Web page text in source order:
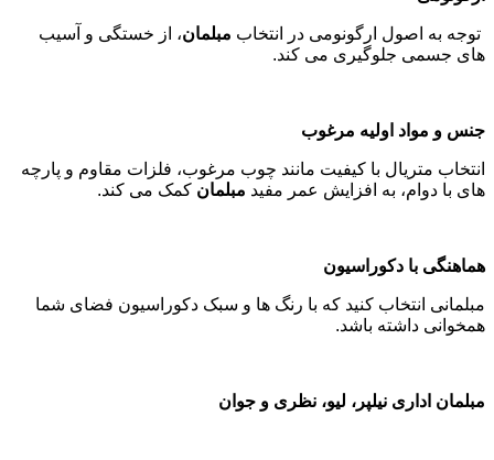
توجه به اصول ارگونومی در انتخاب مبلمان، از خستگی و آسیب
های جسمی جلوگیری می کند.
جنس و مواد اولیه مرغوب
انتخاب متریال با کیفیت مانند چوب مرغوب، فلزات مقاوم و پارچه
های با دوام، به افزایش عمر مفید مبلمان کمک می کند.
هماهنگی با دکوراسیون
مبلمانی انتخاب کنید که با رنگ ها و سبک دکوراسیون فضای شما
همخوانی داشته باشد.
مبلمان اداری نیلپر، لیو، نظری و جوان